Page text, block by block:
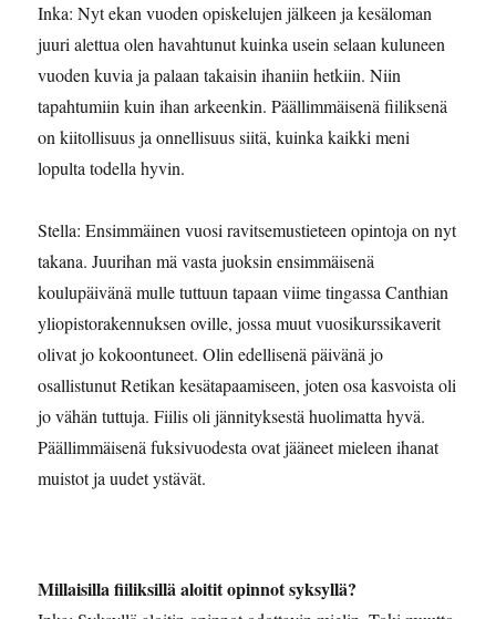
Inka: Nyt ekan vuoden opiskelujen jälkeen ja kesäloman
juuri alettua olen havahtunut kuinka usein selaan kuluneen
vuoden kuvia ja palaan takaisin ihaniin hetkiin. Niin
tapahtumiin kuin ihan arkeenkin. Päällimmäisenä fiiliksenä
on kiitollisuus ja onnellisuus siitä, kuinka kaikki meni
lopulta todella hyvin.
Stella: Ensimmäinen vuosi ravitsemustieteen opintoja on nyt
takana. Juurihan mä vasta juoksin ensimmäisenä
koulupäivänä mulle tuttuun tapaan viime tingassa Canthian
yliopistorakennuksen oville, jossa muut vuosikurssikaverit
olivat jo kokoontuneet. Olin edellisenä päivänä jo
osallistunut Retikan kesätapaamiseen, joten osa kasvoista oli
jo vähän tuttuja. Fiilis oli jännityksestä huolimatta hyvä.
Päällimmäisenä fuksivuodesta ovat jääneet mieleen ihanat
muistot ja uudet ystävät.
Millaisilla fiiliksillä aloitit opinnot syksyllä?